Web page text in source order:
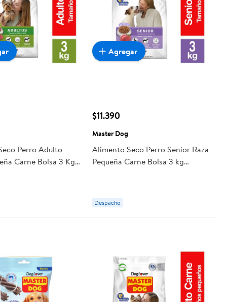
Perro Adulto
Carne Bolsa 3 Kg
$11.390
Master Dog
Alimento Seco Perro Senior Raza
Pequeña Carne Bolsa 3 kg
Despacho
Agregar